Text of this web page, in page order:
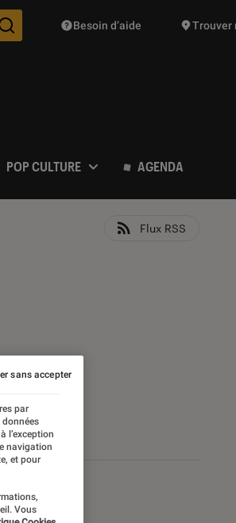
Des suggestions de produits vont vous
Besoin d’aide Trouver
POP CULTURE AGENDA
Flux RSS
par
l’exception
navigation
et pour
Vous
sans accepter